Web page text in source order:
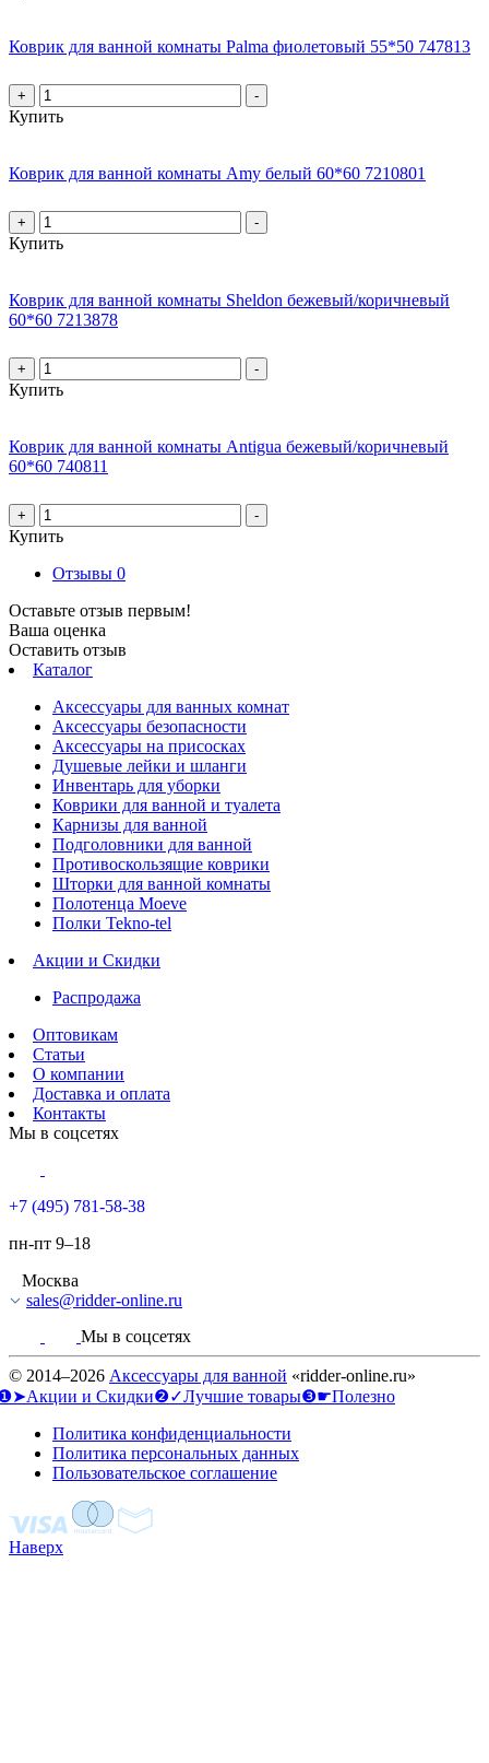
Коврик для ванной комнаты Palma фиолетовый 55*50 747813
+ -
Купить
Коврик для ванной комнаты Amy белый 60*60 7210801
+ -
Купить
Коврик для ванной комнаты Sheldon бежевый/коричневый
60*60 7213878
+ -
Купить
Коврик для ванной комнаты Antigua бежевый/коричневый
60*60 740811
+ -
Купить
Отзывы 0
Оставьте отзыв первым!
Ваша оценка
Оставить отзыв
Каталог
Аксессуары для ванных комнат
Аксессуары безопасности
Аксессуары на присосках
Душевые лейки и шланги
Инвентарь для уборки
Коврики для ванной и туалета
Карнизы для ванной
Подголовники для ванной
Противоскользящие коврики
Шторки для ванной комнаты
Полотенца Moeve
Полки Tekno-tel
Акции и Скидки
Распродажа
Оптовикам
Статьи
О компании
Доставка и оплата
Контакты
Мы в соцсетях
+7 (495) 781-58-38
пн-пт 9–18
Москва
sales@ridder-online.ru
Мы в соцсетях
© 2014–2026 Аксессуары для ванной «ridder-online.ru»
и Скидки❷✓Лучшие товары❸☛Полезно
Политика конфиденциальности
Политика персональных данных
Пользовательское соглашение
Наверх